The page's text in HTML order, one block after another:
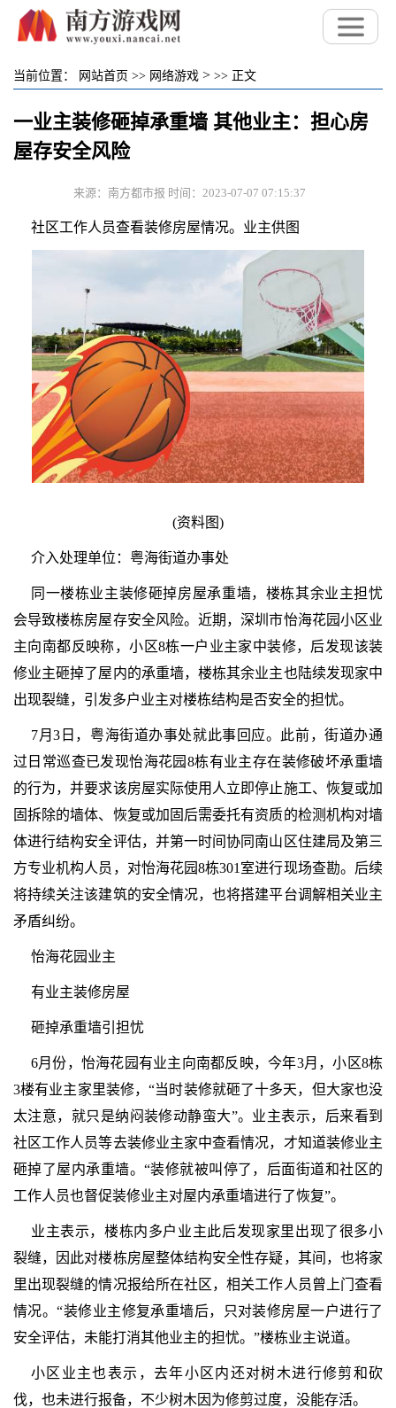
当前位置： 网站首页 >> 网络游戏 > >> 正文
一业主装修砸掉承重墙 其他业主：担心房
屋存安全风险
来源：南方都市报 时间：2023-07-07 07:15:37
社区工作人员查看装修房屋情况。业主供图
(资料图)
介入处理单位：粤海街道办事处
同一楼栋业主装修砸掉房屋承重墙，楼栋其余业主担忧
会导致楼栋房屋存安全风险。近期，深圳市怡海花园小区业
主向南都反映称，小区8栋一户业主家中装修，后发现该装
修业主砸掉了屋内的承重墙，楼栋其余业主也陆续发现家中
出现裂缝，引发多户业主对楼栋结构是否安全的担忧。
7月3日，粤海街道办事处就此事回应。此前，街道办通
过日常巡查已发现怡海花园8栋有业主存在装修破坏承重墙
的行为，并要求该房屋实际使用人立即停止施工、恢复或加
固拆除的墙体、恢复或加固后需委托有资质的检测机构对墙
体进行结构安全评估，并第一时间协同南山区住建局及第三
方专业机构人员，对怡海花园8栋301室进行现场查勘。后续
将持续关注该建筑的安全情况，也将搭建平台调解相关业主
矛盾纠纷。
怡海花园业主
有业主装修房屋
砸掉承重墙引担忧
6月份，怡海花园有业主向南都反映，今年3月，小区8栋
3楼有业主家里装修，“当时装修就砸了十多天，但大家也没
太注意，就只是纳闷装修动静蛮大”。业主表示，后来看到
社区工作人员等去装修业主家中查看情况，才知道装修业主
砸掉了屋内承重墙。“装修就被叫停了，后面街道和社区的
工作人员也督促装修业主对屋内承重墙进行了恢复”。
业主表示，楼栋内多户业主此后发现家里出现了很多小
裂缝，因此对楼栋房屋整体结构安全性存疑，其间，也将家
里出现裂缝的情况报给所在社区，相关工作人员曾上门查看
情况。“装修业主修复承重墙后，只对装修房屋一户进行了
安全评估，未能打消其他业主的担忧。”楼栋业主说道。
小区业主也表示，去年小区内还对树木进行修剪和砍
伐，也未进行报备，不少树木因为修剪过度，没能存活。